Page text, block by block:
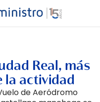
Real, más
la actividad
de Aeródromo